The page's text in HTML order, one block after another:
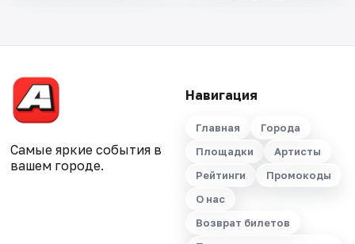
Самые яркие события в
вашем городе.
Навигация
Главная
Города
Площадки
Артисты
Рейтинги
Промокоды
О нас
Возврат билетов